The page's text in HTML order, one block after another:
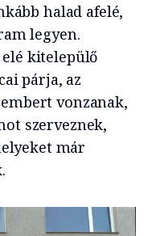
halad afelé,
legyen.
kitelepülő
párja, az
vonzanak,
szerveznek,
már